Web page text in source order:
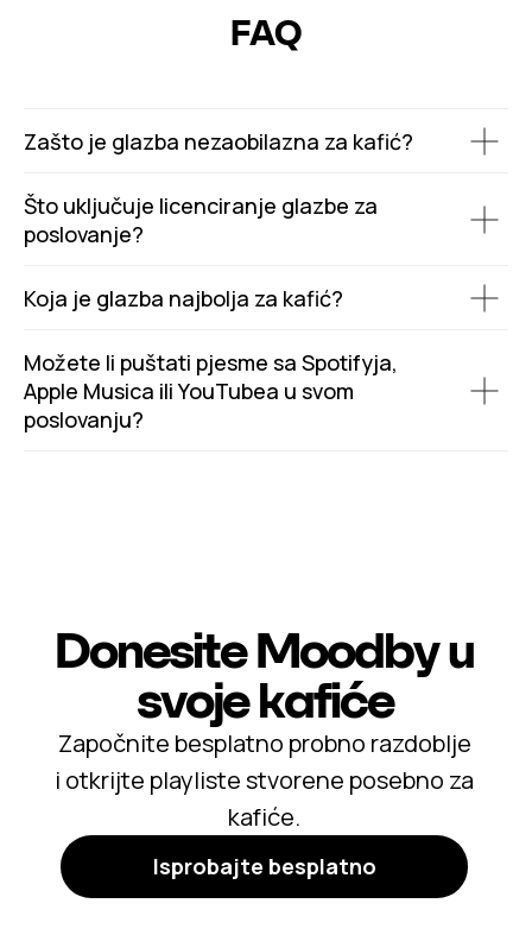
FAQ
Zašto je glazba nezaobilazna za kafić?
Što uključuje licenciranje glazbe za
poslovanje?
Koja je glazba najbolja za kafić?
Možete li puštati pjesme sa Spotifyja,
Apple Musica ili YouTubea u svom
poslovanju?
Donesite Moodby u
svoje kafiće
Započnite besplatno probno razdoblje
i otkrijte playliste stvorene posebno za
kafiće.
Isprobajte besplatno